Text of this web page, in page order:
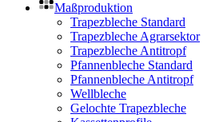
Maßproduktion
Trapezbleche Standard
Trapezbleche Agrarsektor
Trapezbleche Antitropf(current)
Pfannenbleche Standard
Pfannenbleche Antitropf
Wellbleche
Gelochte Trapezbleche